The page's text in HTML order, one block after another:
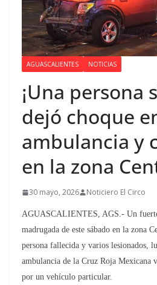
AGUASCALIENTES NOTICIAS
¡Una persona
dejó choque
ambulancia y
en la zona
30 mayo, 2026 Noticiero El Circo
AGUASCALIENTES, AGS.- Un
madrugada de este sábado en la zona
persona fallecida y varios lesionados,
ambulancia de la Cruz Roja Mexicana
por un vehículo particular.